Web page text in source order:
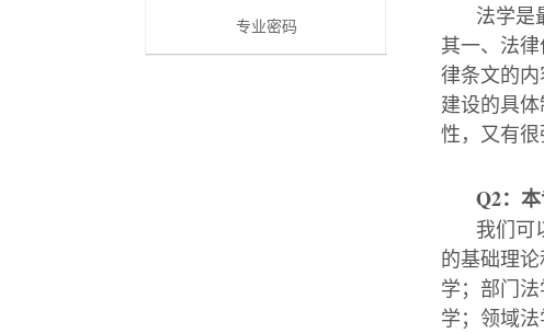
专业密码
法学是
其一、法
律条文的
建设的具
性，又有很
Q2：
我们可
的基础理
学；部门
学；领域